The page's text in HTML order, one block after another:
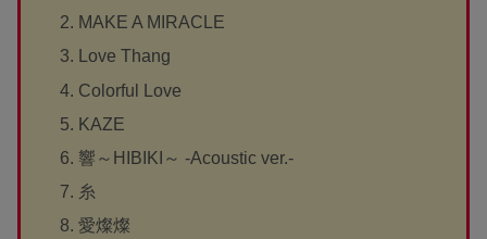
MAKE A MIRACLE
Love Thang
Colorful Love
KAZE
響～HIBIKI～ -Acoustic ver.-
糸
愛燦燦